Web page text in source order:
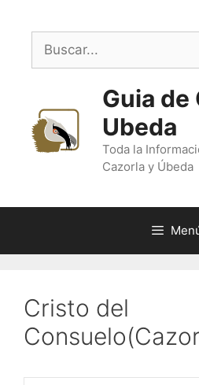
contenido
Buscar:
Guia de
Ubeda
Toda la
Cazorla y Úbeda
Cristo del